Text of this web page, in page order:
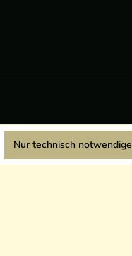
Nur technisch notwendige